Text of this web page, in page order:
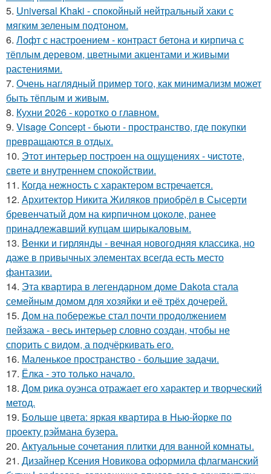
5. Universal Khaki - спокойный нейтральный хаки с
мягким зеленым подтоном.
6. Лофт с настроением - контраст бетона и кирпича с
тёплым деревом, цветными акцентами и живыми
растениями.
7. Очень наглядный пример того, как минимализм может
быть тёплым и живым.
8. Кухни 2026 - коротко о главном.
9. Visage Concept - бьюти - пространство, где покупки
превращаются в отдых.
10. Этот интерьер построен на ощущениях - чистоте,
свете и внутреннем спокойствии.
11. Когда нежность с характером встречается.
12. Архитектор Никита Жиляков приобрёл в Сысерти
бревенчатый дом на кирпичном цоколе, ранее
принадлежавший купцам ширыкаловым.
13. Венки и гирлянды - вечная новогодняя классика, но
даже в привычных элементах всегда есть место
фантазии.
14. Эта квартира в легендарном доме Dakota стала
семейным домом для хозяйки и её трёх дочерей.
15. Дом на побережье стал почти продолжением
пейзажа - весь интерьер словно создан, чтобы не
спорить с видом, а подчёркивать его.
16. Маленькое пространство - большие задачи.
17. Ёлка - это только начало.
18. Дом рика оуэнса отражает его характер и творческий
метод.
19. Больше цвета: яркая квартира в Нью-йорке по
проекту рэймана бузера.
20. Актуальные сочетания плитки для ванной комнаты.
21. Дизайнер Ксения Новикова оформила флагманский